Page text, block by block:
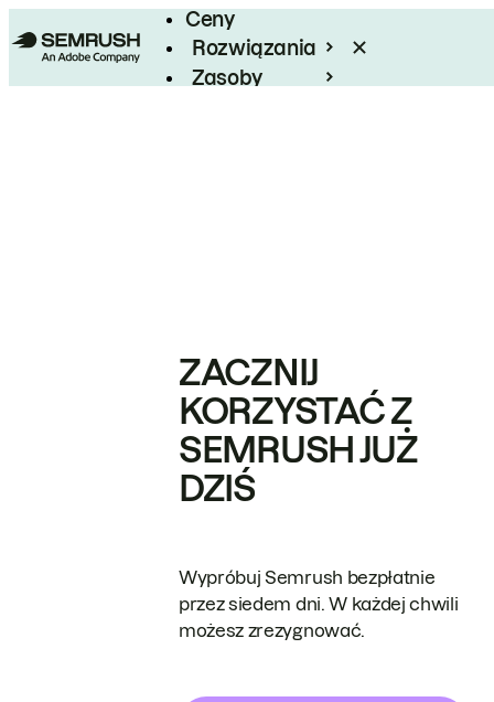
Ceny
Rozwiązania
Zasoby
ZACZNIJ
KORZYSTAĆ Z
SEMRUSH JUŻ
DZIŚ
Wypróbuj Semrush bezpłatnie
przez siedem dni. W każdej chwili
możesz zrezygnować.